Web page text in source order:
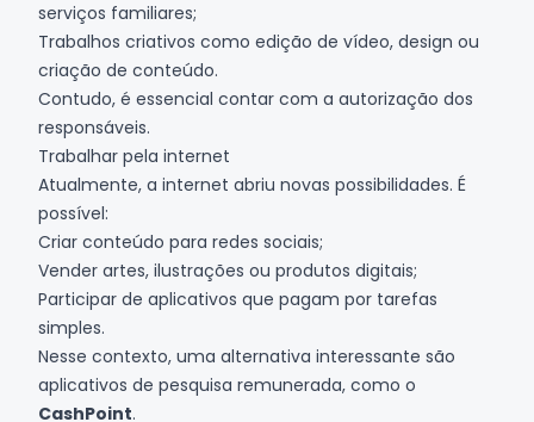
serviços familiares;
Trabalhos criativos como edição de vídeo, design ou
criação de conteúdo.
Contudo, é essencial contar com a autorização dos
responsáveis.
Trabalhar pela internet
Atualmente, a internet abriu novas possibilidades. É
possível:
Criar conteúdo para redes sociais;
Vender artes, ilustrações ou produtos digitais;
Participar de aplicativos que pagam por tarefas
simples.
Nesse contexto, uma alternativa interessante são
aplicativos de pesquisa remunerada, como o
CashPoint.